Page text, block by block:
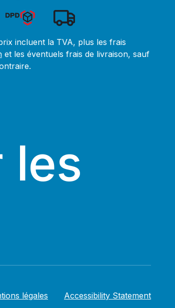
incluent la TVA, plus les frais
et les éventuels frais de livraison, sauf
les
légales Accessibility Statement